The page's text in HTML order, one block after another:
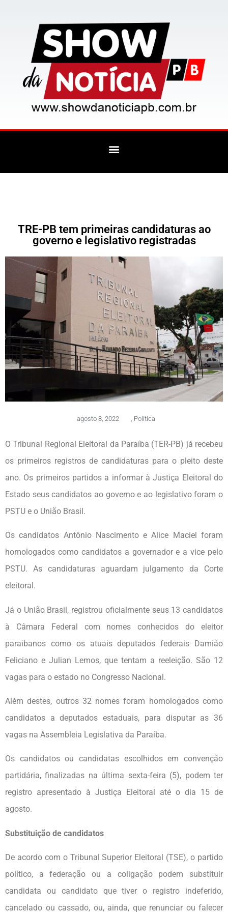
TRE-PB tem primeiras candidaturas ao
governo e legislativo registradas
agosto 8, 2022 Política
O Tribunal Regional Eleitoral da Paraíba (TER-PB) já recebeu
os primeiros registros de candidaturas para o pleito deste
ano. Os primeiros partidos a informar à Justiça Eleitoral do
Estado seus candidatos ao governo e ao legislativo foram o
PSTU e o União Brasil.
Os candidatos Antônio Nascimento e Alice Maciel foram
homologados como candidatos a governador e a vice pelo
PSTU. As candidaturas aguardam julgamento da Corte
eleitoral.
Já o União Brasil, registrou oficialmente seus 13 candidatos
à Câmara Federal com nomes conhecidos do eleitor
paraibanos como os atuais deputados federais Damião
Feliciano e Julian Lemos, que tentam a reeleição. São 12
vagas para o estado no Congresso Nacional.
Além destes, outros 32 nomes foram homologados como
candidatos a deputados estaduais, para disputar as 36
vagas na Assembleia Legislativa da Paraíba.
Os candidatos ou candidatas escolhidos em convenção
partidária, finalizadas na última sexta-feira (5), podem ter
registro apresentado à Justiça Eleitoral até o dia 15 de
agosto.
Substituição de candidatos
De acordo com o Tribunal Superior Eleitoral (TSE), o partido
político, a federação ou a coligação podem substituir
candidata ou candidato que tiver o registro indeferido,
cancelado ou cassado, ou, ainda, que renunciar ou falecer